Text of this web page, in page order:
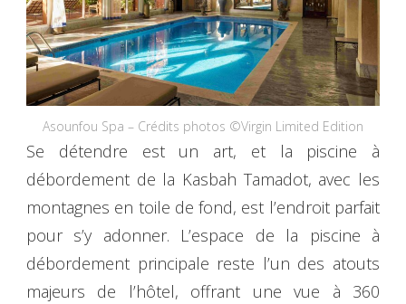
Asounfou Spa – Crédits photos ©Virgin Limited Edition
Se détendre est un art, et la piscine à
débordement de la Kasbah Tamadot, avec les
montagnes en toile de fond, est l’endroit parfait
pour s’y adonner. L’espace de la piscine à
débordement principale reste l’un des atouts
majeurs de l’hôtel, offrant une vue à 360